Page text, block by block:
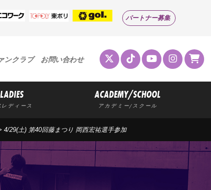
パートナー募集
ンクラブ お問い合わせ
LADIES
レディース
ACADEMY/SCHOOL
アカデミー/スクール
4/29(土) 第40回藤まつり 岡西宏祐選手参加